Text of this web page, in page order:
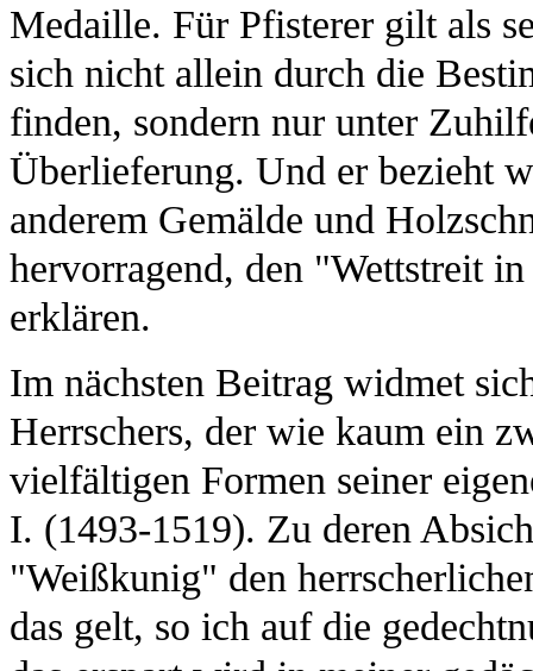
Medaille. Für Pfisterer gilt als
sich nicht allein durch die
finden, sondern nur unter
Überlieferung. Und er bezieht
anderem Gemälde und
hervorragend, den "Wettstreit
erklären.
Im nächsten Beitrag widmet
Herrschers, der wie kaum ein
vielfältigen Formen seiner
I. (1493-1519). Zu deren
"Weißkunig" den
das gelt, so ich auf die